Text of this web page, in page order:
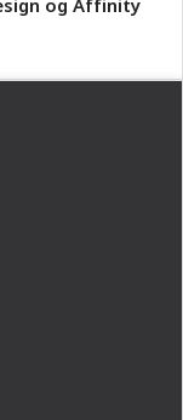
og Affinity